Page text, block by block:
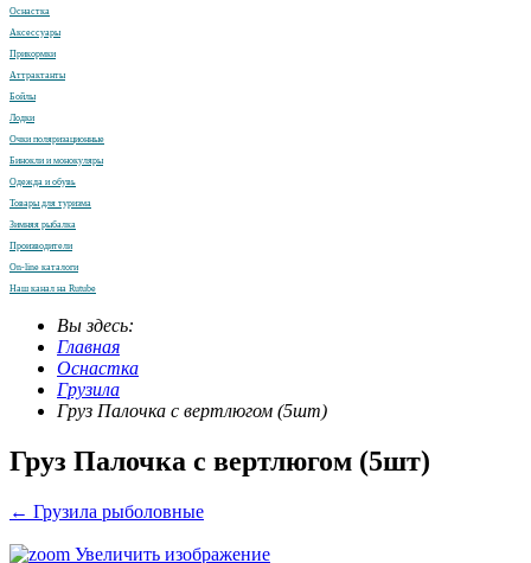
Оснастка
Аксессуары
Прикормки
Аттрактанты
Бойлы
Лодки
Очки поляризационные
Бинокли и монокуляры
Одежда и обувь
Товары для туризма
Зимняя рыбалка
Производители
On-line каталоги
Наш канал на Rutube
Вы здесь:
Главная
Оснастка
Грузила
Груз Палочка с вертлюгом (5шт)
Груз Палочка с вертлюгом (5шт)
← Грузила рыболовные
Увеличить изображение